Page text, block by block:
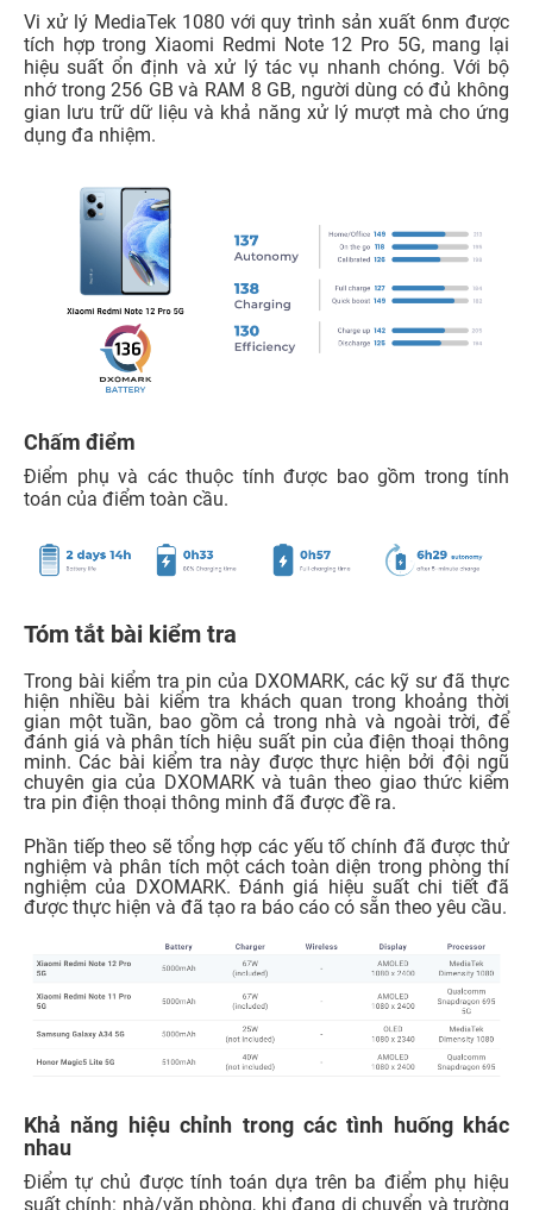
Vi xử lý MediaTek 1080 với quy trình sản xuất 6nm được
tích hợp trong Xiaomi Redmi Note 12 Pro 5G, mang lại
hiệu suất ổn định và xử lý tác vụ nhanh chóng. Với bộ
nhớ trong 256 GB và RAM 8 GB, người dùng có đủ không
gian lưu trữ dữ liệu và khả năng xử lý mượt mà cho ứng
dụng đa nhiệm.
Chấm điểm
Điểm phụ và các thuộc tính được bao gồm trong tính
toán của điểm toàn cầu.
Tóm tắt bài kiểm tra
Trong bài kiểm tra pin của DXOMARK, các kỹ sư đã thực
hiện nhiều bài kiểm tra khách quan trong khoảng thời
gian một tuần, bao gồm cả trong nhà và ngoài trời, để
đánh giá và phân tích hiệu suất pin của điện thoại thông
minh. Các bài kiểm tra này được thực hiện bởi đội ngũ
chuyên gia của DXOMARK và tuân theo giao thức kiểm
tra pin điện thoại thông minh đã được đề ra.
Phần tiếp theo sẽ tổng hợp các yếu tố chính đã được thử
nghiệm và phân tích một cách toàn diện trong phòng thí
nghiệm của DXOMARK. Đánh giá hiệu suất chi tiết đã
được thực hiện và đã tạo ra báo cáo có sẵn theo yêu cầu.
Khả năng hiệu chỉnh trong các tình huống khác
nhau
Điểm tự chủ được tính toán dựa trên ba điểm phụ hiệu
suất chính: nhà/văn phòng, khi đang di chuyển và trường